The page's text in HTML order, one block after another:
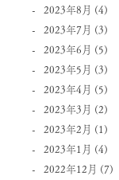
2023年8月 (4)
2023年7月 (3)
2023年6月 (5)
2023年5月 (3)
2023年4月 (5)
2023年3月 (2)
2023年2月 (1)
2023年1月 (4)
2022年12月 (7)